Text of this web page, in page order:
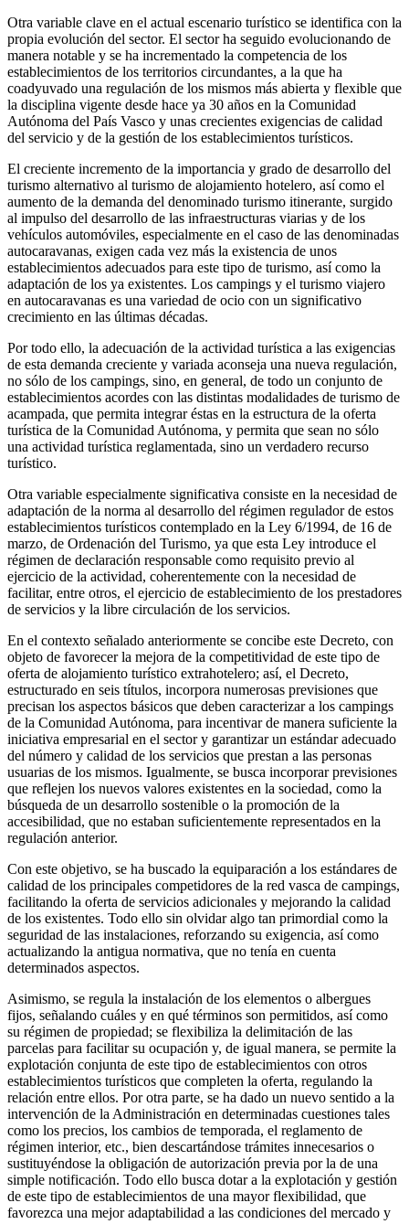
Otra variable clave en el actual escenario turístico se identifica con la
propia evolución del sector. El sector ha seguido evolucionando de
manera notable y se ha incrementado la competencia de los
establecimientos de los territorios circundantes, a la que ha
coadyuvado una regulación de los mismos más abierta y flexible que
la disciplina vigente desde hace ya 30 años en la Comunidad
Autónoma del País Vasco y unas crecientes exigencias de calidad
del servicio y de la gestión de los establecimientos turísticos.
El creciente incremento de la importancia y grado de desarrollo del
turismo alternativo al turismo de alojamiento hotelero, así como el
aumento de la demanda del denominado turismo itinerante, surgido
al impulso del desarrollo de las infraestructuras viarias y de los
vehículos automóviles, especialmente en el caso de las denominadas
autocaravanas, exigen cada vez más la existencia de unos
establecimientos adecuados para este tipo de turismo, así como la
adaptación de los ya existentes. Los campings y el turismo viajero
en autocaravanas es una variedad de ocio con un significativo
crecimiento en las últimas décadas.
Por todo ello, la adecuación de la actividad turística a las exigencias
de esta demanda creciente y variada aconseja una nueva regulación,
no sólo de los campings, sino, en general, de todo un conjunto de
establecimientos acordes con las distintas modalidades de turismo de
acampada, que permita integrar éstas en la estructura de la oferta
turística de la Comunidad Autónoma, y permita que sean no sólo
una actividad turística reglamentada, sino un verdadero recurso
turístico.
Otra variable especialmente significativa consiste en la necesidad de
adaptación de la norma al desarrollo del régimen regulador de estos
establecimientos turísticos contemplado en la Ley 6/1994, de 16 de
marzo, de Ordenación del Turismo, ya que esta Ley introduce el
régimen de declaración responsable como requisito previo al
ejercicio de la actividad, coherentemente con la necesidad de
facilitar, entre otros, el ejercicio de establecimiento de los prestadores
de servicios y la libre circulación de los servicios.
En el contexto señalado anteriormente se concibe este Decreto, con
objeto de favorecer la mejora de la competitividad de este tipo de
oferta de alojamiento turístico extrahotelero; así, el Decreto,
estructurado en seis títulos, incorpora numerosas previsiones que
precisan los aspectos básicos que deben caracterizar a los campings
de la Comunidad Autónoma, para incentivar de manera suficiente la
iniciativa empresarial en el sector y garantizar un estándar adecuado
del número y calidad de los servicios que prestan a las personas
usuarias de los mismos. Igualmente, se busca incorporar previsiones
que reflejen los nuevos valores existentes en la sociedad, como la
búsqueda de un desarrollo sostenible o la promoción de la
accesibilidad, que no estaban suficientemente representados en la
regulación anterior.
Con este objetivo, se ha buscado la equiparación a los estándares de
calidad de los principales competidores de la red vasca de campings,
facilitando la oferta de servicios adicionales y mejorando la calidad
de los existentes. Todo ello sin olvidar algo tan primordial como la
seguridad de las instalaciones, reforzando su exigencia, así como
actualizando la antigua normativa, que no tenía en cuenta
determinados aspectos.
Asimismo, se regula la instalación de los elementos o albergues
fijos, señalando cuáles y en qué términos son permitidos, así como
su régimen de propiedad; se flexibiliza la delimitación de las
parcelas para facilitar su ocupación y, de igual manera, se permite la
explotación conjunta de este tipo de establecimientos con otros
establecimientos turísticos que completen la oferta, regulando la
relación entre ellos. Por otra parte, se ha dado un nuevo sentido a la
intervención de la Administración en determinadas cuestiones tales
como los precios, los cambios de temporada, el reglamento de
régimen interior, etc., bien descartándose trámites innecesarios o
sustituyéndose la obligación de autorización previa por la de una
simple notificación. Todo ello busca dotar a la explotación y gestión
de este tipo de establecimientos de una mayor flexibilidad, que
favorezca una mejor adaptabilidad a las condiciones del mercado y